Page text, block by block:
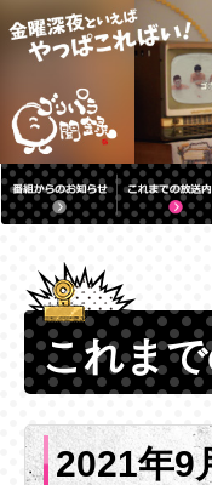
これま
2021年9